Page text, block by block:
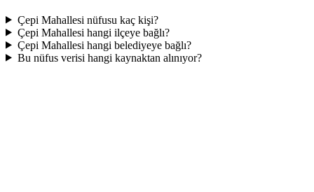
Çepi Mahallesi nüfusu kaç kişi?
Çepi Mahallesi hangi ilçeye bağlı?
Çepi Mahallesi hangi belediyeye bağlı?
Bu nüfus verisi hangi kaynaktan alınıyor?